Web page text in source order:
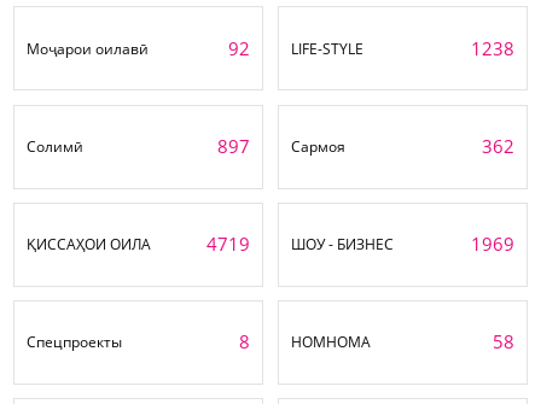
Моҷарои оилавӣ 92 LIFE-STYLE 1238
Солимӣ 897 Сармоя 362
ҚИССАҲОИ ОИЛА 4719 ШОУ - БИЗНЕС 1969
Спецпроекты 8 НОМНОМА 58